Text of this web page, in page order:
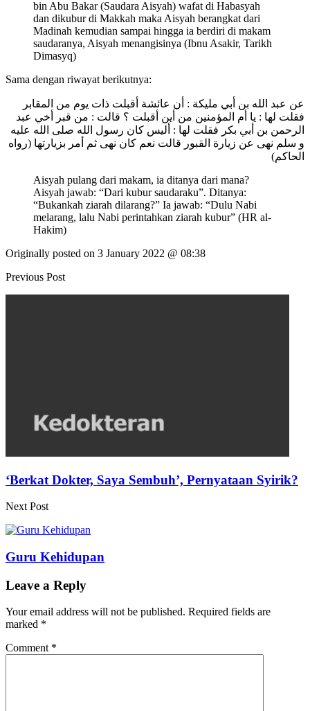
bin Abu Bakar (Saudara Aisyah) wafat di Habasyah
dan dikubur di Makkah maka Aisyah berangkat dari
Madinah kemudian sampai hingga ia berdiri di makam
saudaranya, Aisyah menangisinya (Ibnu Asakir, Tarikh
Dimasyq)
Sama dengan riwayat berikutnya:
عن عبد الله بن أبي مليكة : أن عائشة أقبلت ذات يوم من المقابر
فقلت لها : يا أم المؤمنين من أين أقبلت ؟ قالت : من قبر أخي عبد
الرحمن بن أبي بكر فقلت لها : أليس كان رسول الله صلى الله عليه
و سلم نهى عن زيارة القبور قالت نعم كان نهى ثم أمر بزيارتها (رواه
الحاكم)
Aisyah pulang dari makam, ia ditanya dari mana?
Aisyah jawab: “Dari kubur saudaraku”. Ditanya:
“Bukankah ziarah dilarang?” Ia jawab: “Dulu Nabi
melarang, lalu Nabi perintahkan ziarah kubur” (HR al-
Hakim)
Originally posted on 3 January 2022 @ 08:38
Previous Post
‘Berkat Dokter, Saya Sembuh’, Pernyataan Syirik?
Next Post
Guru Kehidupan
Leave a Reply
Your email address will not be published. Required fields are
marked *
Comment *